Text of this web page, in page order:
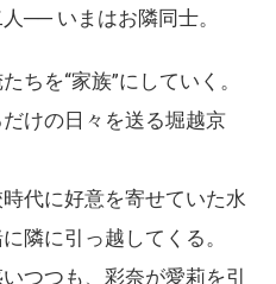
── いまはお隣同士。
ちを“家族”にしていく。
けの日々を送る堀越京
代に好意を寄せていた水
隣に引っ越してくる。
つつも、彩奈が愛莉を引